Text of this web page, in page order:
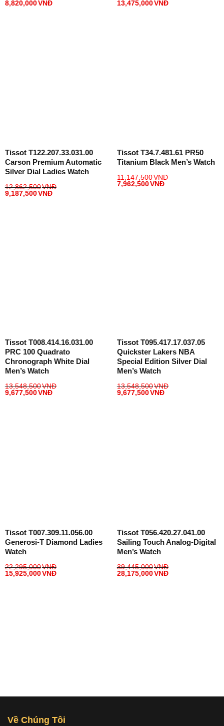
8,820,000VNĐ
13,475,000VNĐ
Tissot T122.207.33.031.00
Carson Premium Automatic
Silver Dial Ladies Watch
12,862,500VNĐ
9,187,500VNĐ
Tissot T34.7.481.61 PR50
Titanium Black Men’s Watch
11,147,500VNĐ
7,962,500VNĐ
Tissot T008.414.16.031.00
PRC 100 Quadrato
Chronograph White Dial
Men’s Watch
13,548,500VNĐ
9,677,500VNĐ
Tissot T095.417.17.037.05
Quickster Lakers NBA
Special Edition Silver Dial
Men’s Watch
13,548,500VNĐ
9,677,500VNĐ
Tissot T007.309.11.056.00
Generosi-T Diamond Ladies
Watch
22,295,000VNĐ
15,925,000VNĐ
Tissot T056.420.27.041.00
Sailing Touch Analog-Digital
Men’s Watch
39,445,000VNĐ
28,175,000VNĐ
Về Chúng Tôi